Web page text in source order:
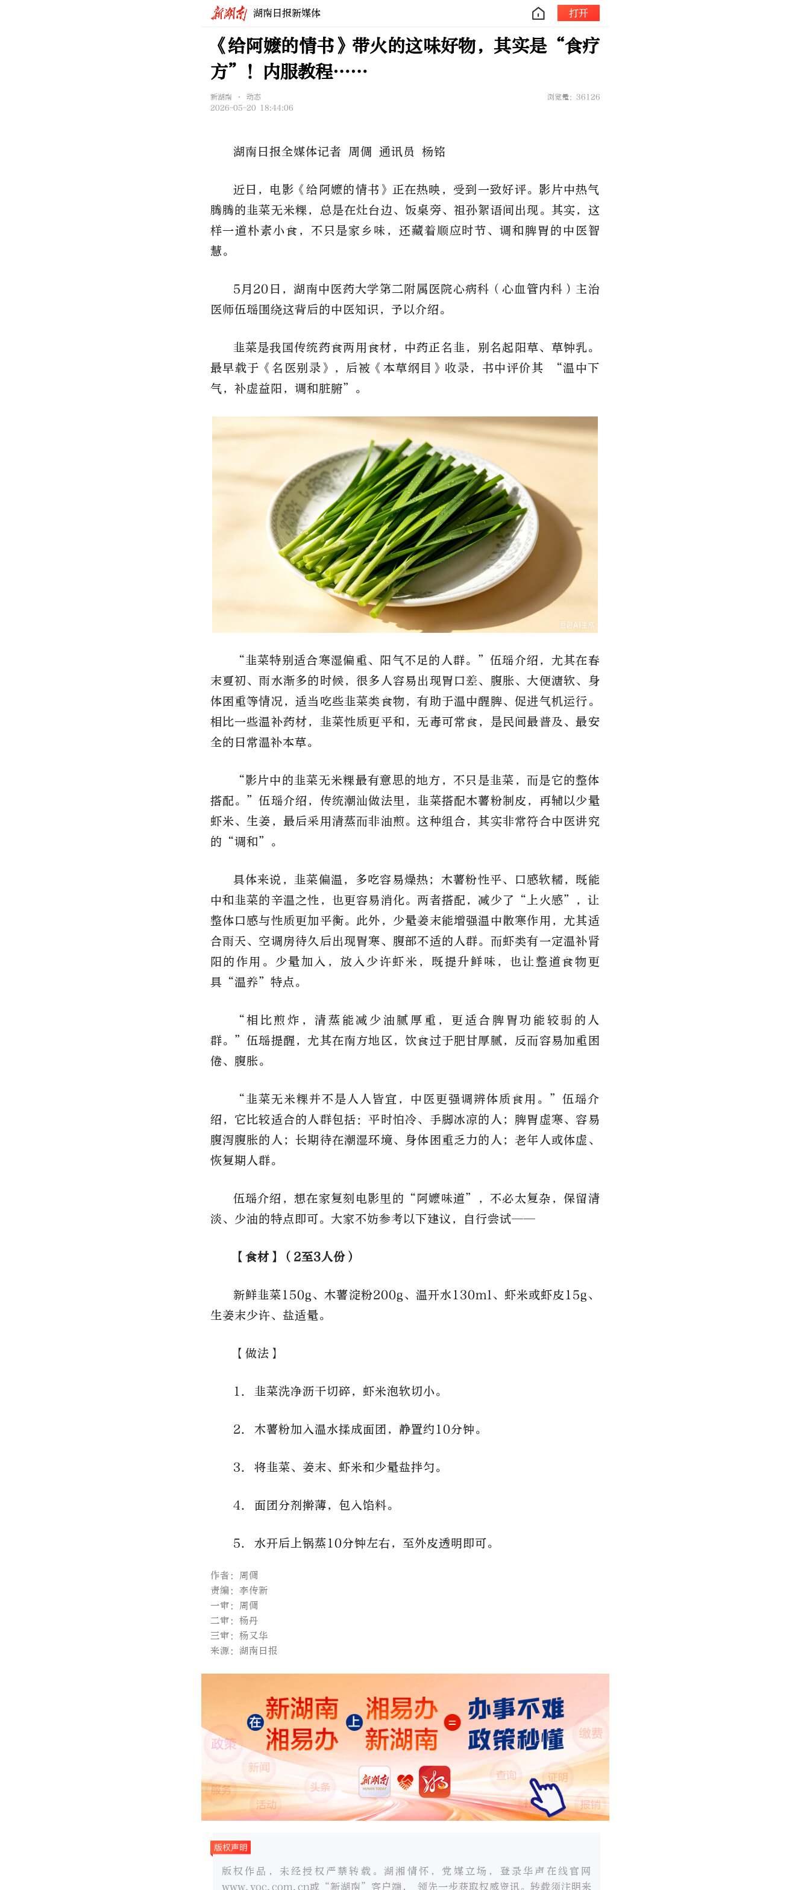
湖南日报新媒体 打开
《给阿嬷的情书》带火的这味好物，其实是“食疗
方”！内服教程……
新湖南 • 动态
浏览量：36126
2026-05-20 18:44:06
湖南日报全媒体记者 周倜 通讯员 杨铭
近日，电影《给阿嬷的情书》正在热映，受到一致好评。影片中热气
腾腾的韭菜无米粿，总是在灶台边、饭桌旁、祖孙絮语间出现。其实，这
样一道朴素小食，不只是家乡味，还藏着顺应时节、调和脾胃的中医智
慧。
5月20日，湖南中医药大学第二附属医院心病科（心血管内科）主治
医师伍瑶围绕这背后的中医知识，予以介绍。
韭菜是我国传统药食两用食材，中药正名韭，别名起阳草、草钟乳。
最早载于《名医别录》，后被《本草纲目》收录，书中评价其 “温中下
气，补虚益阳，调和脏腑”。
“韭菜特别适合寒湿偏重、阳气不足的人群。”伍瑶介绍，尤其在春
末夏初、雨水渐多的时候，很多人容易出现胃口差、腹胀、大便溏软、身
体困重等情况，适当吃些韭菜类食物，有助于温中醒脾、促进气机运行。
相比一些温补药材，韭菜性质更平和，无毒可常食，是民间最普及、最安
全的日常温补本草。
“影片中的韭菜无米粿最有意思的地方，不只是韭菜，而是它的整体
搭配。”伍瑶介绍，传统潮汕做法里，韭菜搭配木薯粉制皮，再辅以少量
虾米、生姜，最后采用清蒸而非油煎。这种组合，其实非常符合中医讲究
的“调和”。
具体来说，韭菜偏温，多吃容易燥热；木薯粉性平、口感软糯，既能
中和韭菜的辛温之性，也更容易消化。两者搭配，减少了“上火感”，让
整体口感与性质更加平衡。此外，少量姜末能增强温中散寒作用，尤其适
合雨天、空调房待久后出现胃寒、腹部不适的人群。而虾类有一定温补肾
阳的作用。少量加入，放入少许虾米，既提升鲜味，也让整道食物更
具“温养”特点。
“相比煎炸，清蒸能减少油腻厚重，更适合脾胃功能较弱的人
群。”伍瑶提醒，尤其在南方地区，饮食过于肥甘厚腻，反而容易加重困
倦、腹胀。
“韭菜无米粿并不是人人皆宜，中医更强调辨体质食用。”伍瑶介
绍，它比较适合的人群包括：平时怕冷、手脚冰凉的人；脾胃虚寒、容易
腹泻腹胀的人；长期待在潮湿环境、身体困重乏力的人；老年人或体虚、
恢复期人群。
伍瑶介绍，想在家复刻电影里的“阿嬷味道”，不必太复杂，保留清
淡、少油的特点即可。大家不妨参考以下建议，自行尝试——
【食材】（2至3人份）
新鲜韭菜150g、木薯淀粉200g、温开水130ml、虾米或虾皮15g、
生姜末少许、盐适量。
【做法】
1. 韭菜洗净沥干切碎，虾米泡软切小。
2. 木薯粉加入温水揉成面团，静置约10分钟。
3. 将韭菜、姜末、虾米和少量盐拌匀。
4. 面团分剂擀薄，包入馅料。
5. 水开后上锅蒸10分钟左右，至外皮透明即可。
作者：周倜
责编：李传新
一审：周倜
二审：杨丹
三审：杨又华
来源：湖南日报
版权作品，未经授权严禁转载。湖湘情怀，党媒立场，登录华声在线官网
www.voc.com.cn或“新湖南”客户端， 领先一步获取权威资讯。转载须注明来